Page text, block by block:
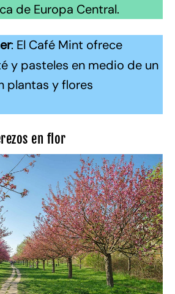
de Europa Central.
: El Café Mint ofrece
y pasteles en medio de un
plantas y flores
en flor